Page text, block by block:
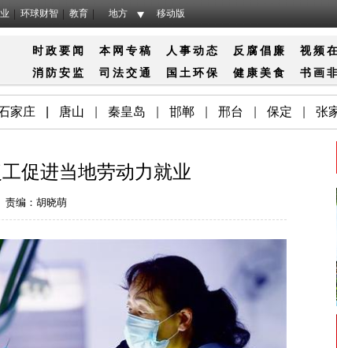
环球财智 教育 地方 移动版
时政要闻 本网专稿 人事动态 反腐倡廉 视频
消防安监 司法交通 国土 环保 健康美食 书画
家庄 唐山 秦皇岛 邯郸 邢台 保定 张
促进当地劳动力就业
责编：胡晓萌